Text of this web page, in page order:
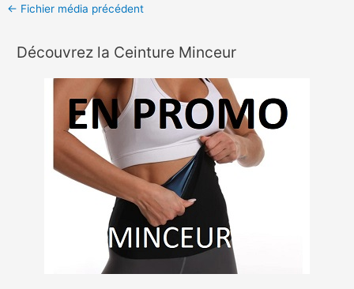
← Fichier média précédent
Découvrez la Ceinture Minceur